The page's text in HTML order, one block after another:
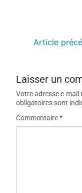
Article
Laisser un
Votre adresse e-mail
obligatoires sont
Commentaire*